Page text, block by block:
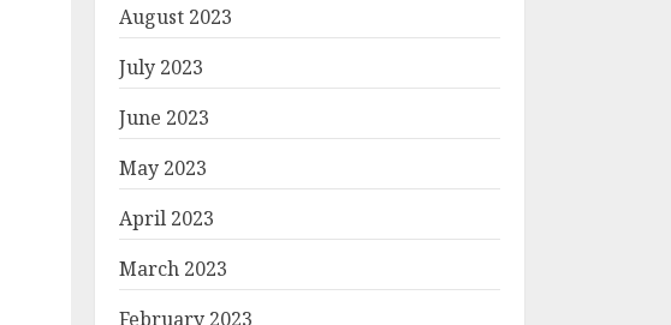
August 2023
July 2023
June 2023
May 2023
April 2023
March 2023
February 2023